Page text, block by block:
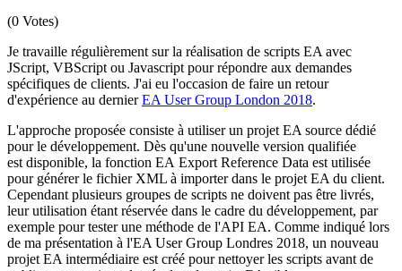
(0 Votes)
Je travaille régulièrement sur la réalisation de scripts EA avec
JScript, VBScript ou Javascript pour répondre aux demandes
spécifiques de clients. J'ai eu l'occasion de faire un retour
d'expérience au dernierEA User Group London 2018.
L'approche proposée consiste à utiliser un projet EA source dédié
pour le développement. Dès qu'une nouvelle version qualifiée
est disponible, la fonction EA Export Reference Data est utilisée
pour générer le fichier XML à importer dans le projet EA du client.
Cependant plusieurs groupes de scripts ne doivent pas être livrés,
leur utilisation étant réservée dans le cadre du développement, par
exemple pour tester une méthode de l'API EA. Comme indiqué lors
de ma présentation à l'EA User Group Londres 2018, un nouveau
projet EA intermédiaire est créé pour nettoyer les scripts avant de